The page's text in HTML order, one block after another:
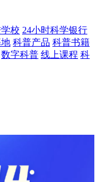
校 24小时科学银行
科普产品 科普书籍
数字科普 线上课程 科